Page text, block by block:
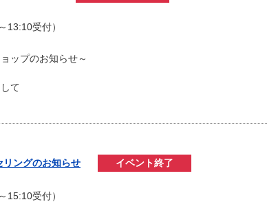
13:10受付）
ップのお知らせ～
て
ングのお知らせ
イベント終了
15:10受付）